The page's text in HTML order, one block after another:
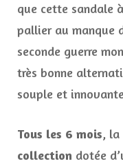
que cette sandale
pallier au manque
seconde guerre
très bonne
souple et
Tous les 6 mois, la
collection dotée